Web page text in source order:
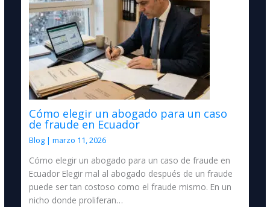
Cómo elegir un abogado para un caso
de fraude en Ecuador
Blog |marzo 11, 2026
Cómo elegir un abogado para un caso de fraude en
Ecuador Elegir mal al abogado después de un fraude
puede ser tan costoso como el fraude mismo. En un
nicho donde proliferan…